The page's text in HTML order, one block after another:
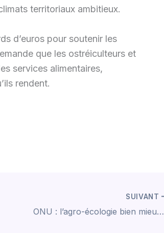
territoriaux ambitieux.
d’euros pour soutenir les
que les ostréiculteurs et
services alimentaires,
rendent.
SUIVANT
ONU : l’agro-écologie bien mieux que l’agriculture industielle